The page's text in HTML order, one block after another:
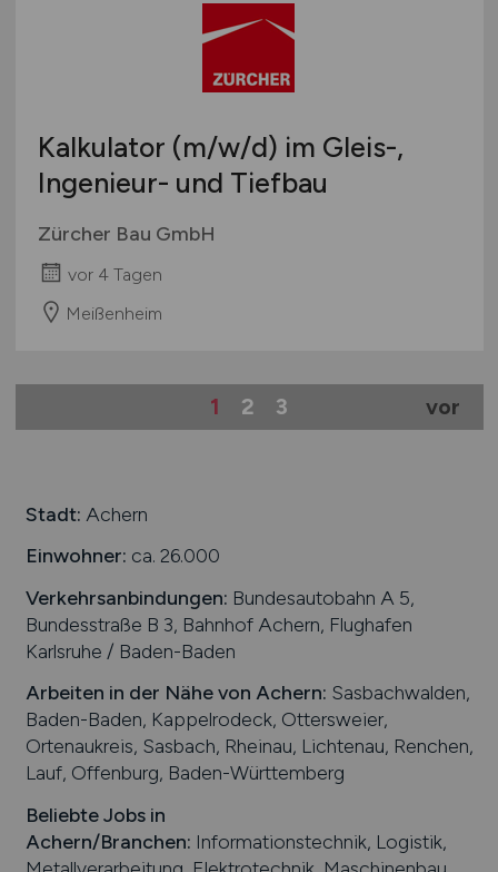
Kalkulator (m/w/d) im Gleis-,
Ingenieur- und Tiefbau
Zürcher Bau GmbH
vor 4 Tagen
Meißenheim
1 2 3 vor
Stadt: Achern
Einwohner: ca. 26.000
Verkehrsanbindungen: Bundesautobahn A 5,
Bundesstraße B 3, Bahnhof Achern, Flughafen
Karlsruhe / Baden-Baden
Arbeiten in der Nähe von Achern: Sasbachwalden,
Baden-Baden, Kappelrodeck, Ottersweier,
Ortenaukreis, Sasbach, Rheinau, Lichtenau, Renchen,
Lauf, Offenburg, Baden-Württemberg
Beliebte Jobs in
Achern/Branchen: Informationstechnik, Logistik,